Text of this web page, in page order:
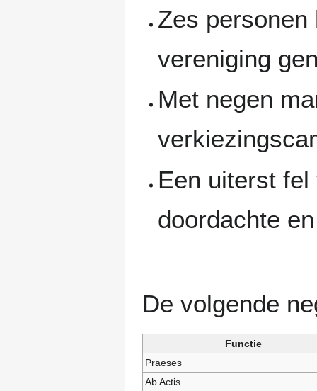
Zes
vereniging
Met negen
Een uiterst
doordachte
De volgende
Functie
Praeses
Ab Actis